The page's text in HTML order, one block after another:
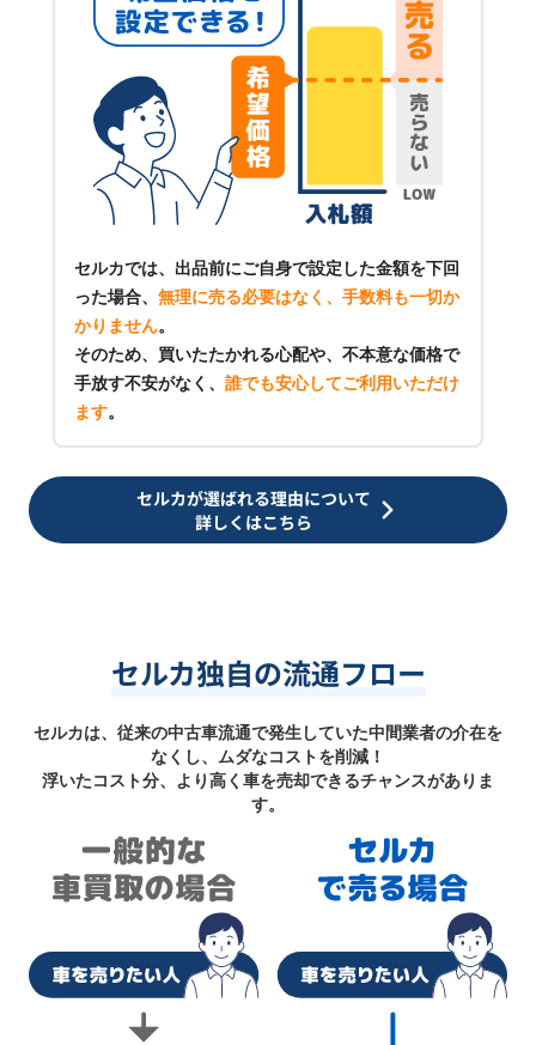
セルカでは、出品前にご自身で設定した金額を下回
った場合、 無理に売る必要はなく、手数料も一切か
かりません。
そのため、買いたたかれる心配や、不本意な価格で
手放す不安がなく、 誰でも安心してご利用いただけ
ます。
セルカが選ばれる理由について
詳しくはこちら
セルカ独自の流通フロー
セルカは、従来の中古車流通で発生していた中間業者の介在を
なくし、ムダなコストを削減！
浮いたコスト分、より高く車を売却できるチャンスがありま
す。